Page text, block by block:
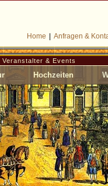
Home Anfragen &
Veranstalter & Events
Hochzeiten